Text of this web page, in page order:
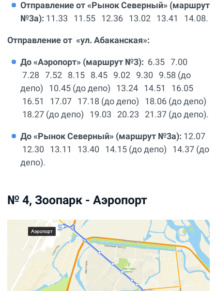
Отправление от «Рынок Северный» (маршрут
№3а): 11.33 11.55 12.36 13.02 13.41 14.08.
Отправление от «ул. Абаканская»:
До «Аэропорт» (маршрут №3): 6.35 7.00
7.28 7.52 8.15 8.45 9.02 9.30 9.58 (до
депо) 10.45 (до депо) 13.24 14.51 16.05
16.51 17.07 17.18 (до депо) 18.06 (до депо)
18.27 (до депо) 19.03 20.23 21.37 (до депо).
До «Рынок Северный» (маршрут №3а): 12.07
12.30 13.11 13.40 14.15 (до депо) 14.37 (до
депо).
№ 4, Зоопарк - Аэропорт